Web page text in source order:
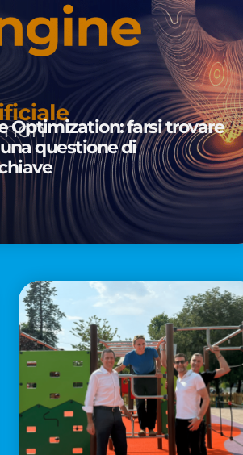
Optimization: farsi trovare
questione di